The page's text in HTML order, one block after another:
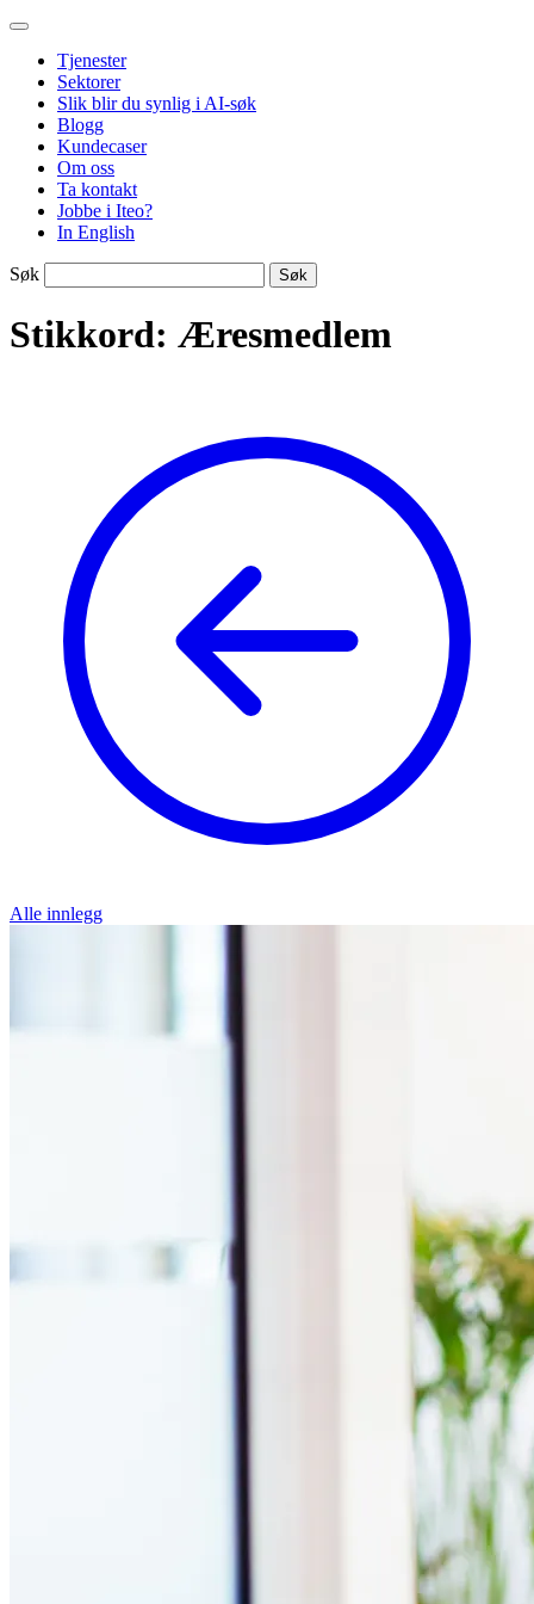
Gå
innhold
Iteo
Tjenester
Sektorer
Slik blir du synlig i AI-søk
Blogg
Kundecaser
Om oss
Ta kontakt
Jobbe i Iteo?
In English
Søk
Stikkord: Æresmedlem
Alle innlegg